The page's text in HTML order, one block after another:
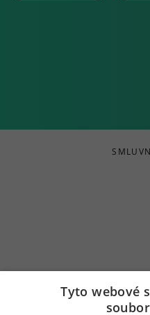
Tyto webové